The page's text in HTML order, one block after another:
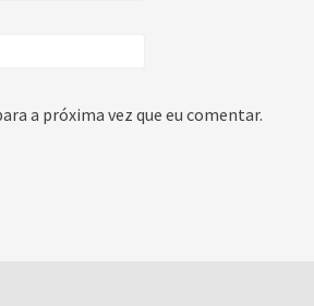
a próxima vez que eu comentar.